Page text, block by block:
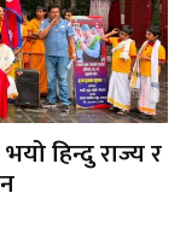
हिन्दु राज्य र